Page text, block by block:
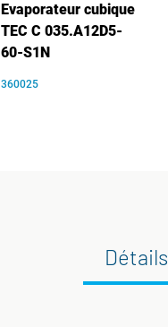
Evaporateur cubique
TEC C 035.A12D5-
60-S1N
360025
Détails